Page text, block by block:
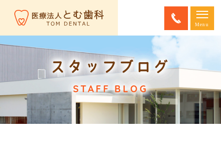
スタッフブログ
STAFF BLOG